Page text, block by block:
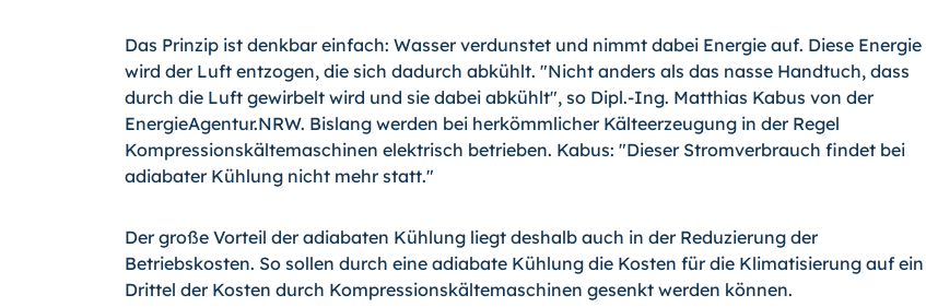
Das Prinzip ist denkbar einfach: Wasser verdunstet und nimmt dabei Energie auf. Diese Energie
wird der Luft entzogen, die sich dadurch abkühlt. "Nicht anders als das nasse Handtuch, dass
durch die Luft gewirbelt wird und sie dabei abkühlt", so Dipl.-Ing. Matthias Kabus von der
EnergieAgentur.NRW. Bislang werden bei herkömmlicher Kälteerzeugung in der Regel
Kompressionskältemaschinen elektrisch betrieben. Kabus: "Dieser Stromverbrauch findet bei
adiabater Kühlung nicht mehr statt."
Der große Vorteil der adiabaten Kühlung liegt deshalb auch in der Reduzierung der
Betriebskosten. So sollen durch eine adiabate Kühlung die Kosten für die Klimatisierung auf ein
Drittel der Kosten durch Kompressionskältemaschinen gesenkt werden können.